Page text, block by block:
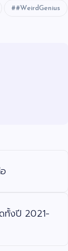
#WeirdGenius
ทั้งปี 2021-